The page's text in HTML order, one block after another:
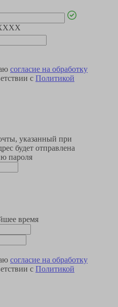
согласие на обработку
с Политикой
указанный при
будет отправлена
пароля
время
согласие на обработку
с Политикой